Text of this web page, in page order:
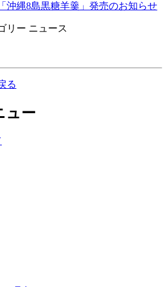
縄8島黒糖羊羹」発売のお知らせ
リー ニュース
る
ュー